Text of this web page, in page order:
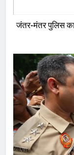
जंतर-मंतर पुलिस